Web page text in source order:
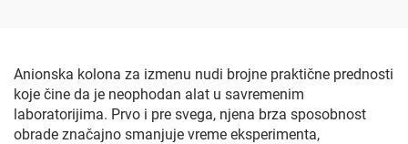
Anionska kolona za izmenu nudi brojne praktične prednosti
koje čine da je neophodan alat u savremenim
laboratorijima. Prvo i pre svega, njena brza sposobnost
obrade značajno smanjuje vreme eksperimenta,